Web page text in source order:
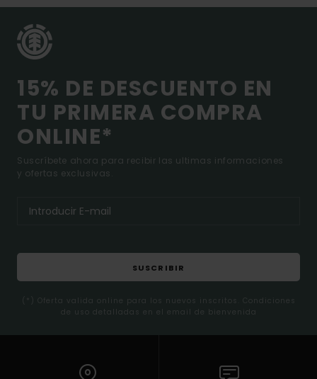
15% DE DESCUENTO EN
TU PRIMERA COMPRA
ONLINE*
Suscríbete ahora para recibir las ultimas informaciones
y ofertas exclusivas.
SUSCRIBIR
(*) Oferta valida online para los nuevos inscritos. Condiciones
de uso detalladas en el email de bienvenida